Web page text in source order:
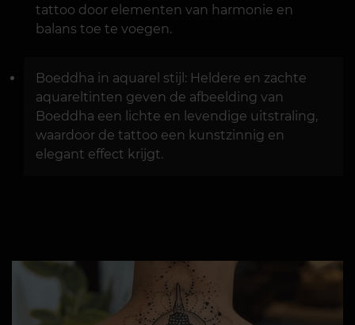
tattoo door elementen van harmonie en
balans toe te voegen.
Boeddha in aquarel stijl: Heldere en zachte
aquareltinten geven de afbeelding van
Boeddha een lichte en levendige uitstraling,
waardoor de tattoo een kunstzinnig en
elegant effect krijgt.